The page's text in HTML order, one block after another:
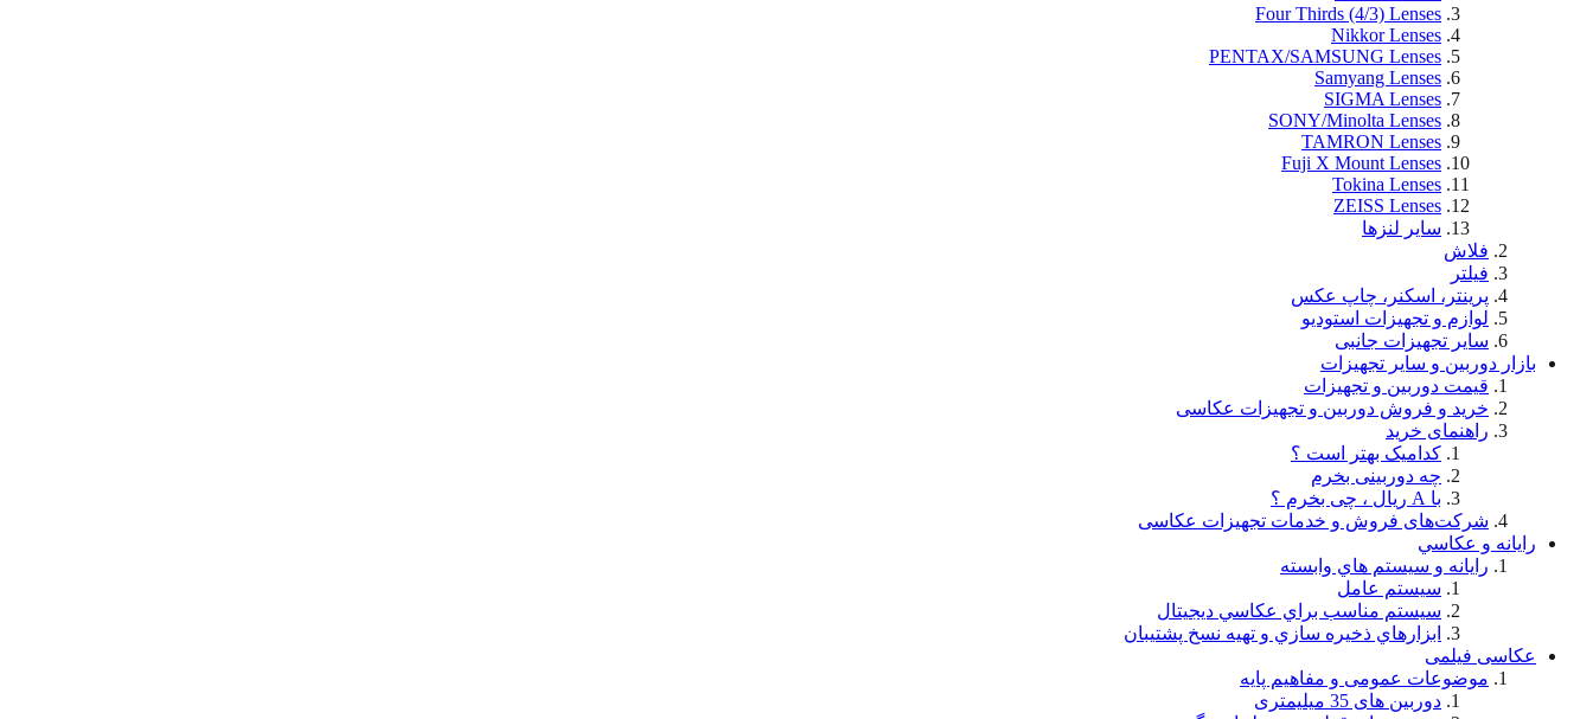
Four Thirds (4/3) Lenses
Nikkor Lenses
PENTAX/SAMSUNG Lenses
Samyang Lenses
SIGMA Lenses
SONY/Minolta Lenses
TAMRON Lenses
Fuji X Mount Lenses
Tokina Lenses
ZEISS Lenses
سایر لنزها
فلاش
فيلتر
پرینتر، اسکنر، چاپ عکس
لوازم و تجهيزات استودیو
سایر تجهیزات جانبی
بازار دوربین و سایر تجهیزات
قیمت دوربین و تجهیزات
خرید و فروش دوربین و تجهیزات عکاسی
راهنمای خرید
کدامیک بهتر است ؟
چه دوربینی بخرم
با A ریال ، چی بخرم ؟
شركت‌های فروش و خدمات تجهيزات عكاسی
رايانه و عكاسي
رايانه و سيستم هاي وابسته
سيستم عامل
سيستم مناسب براي عكاسي ديجيتال
ابزارهاي ذخيره سازي و تهيه نسخ پشتيبان
عکاسی فیلمی
موضوعات عمومی و مفاهيم پايه
دوربین های 35 میلیمتری